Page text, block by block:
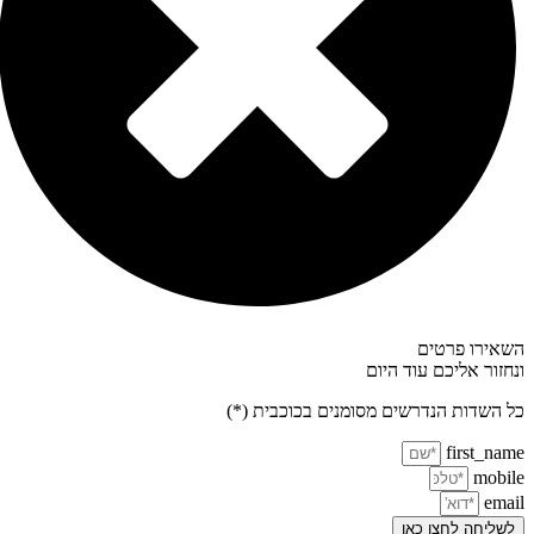
השאירו פרטים
ונחזור אליכם עוד היום
כל השדות הנדרשים מסומנים בכוכבית (*)
first_name
mobile
email
לשליחה לחצו כאן